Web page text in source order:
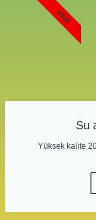
Su
Yüksek kalite
YENI